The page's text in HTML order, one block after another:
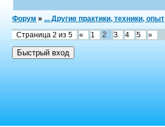
Форум » ... Другие практики, техники, опыт
Страница 2 из 5 « 1 2 3 4 5 »